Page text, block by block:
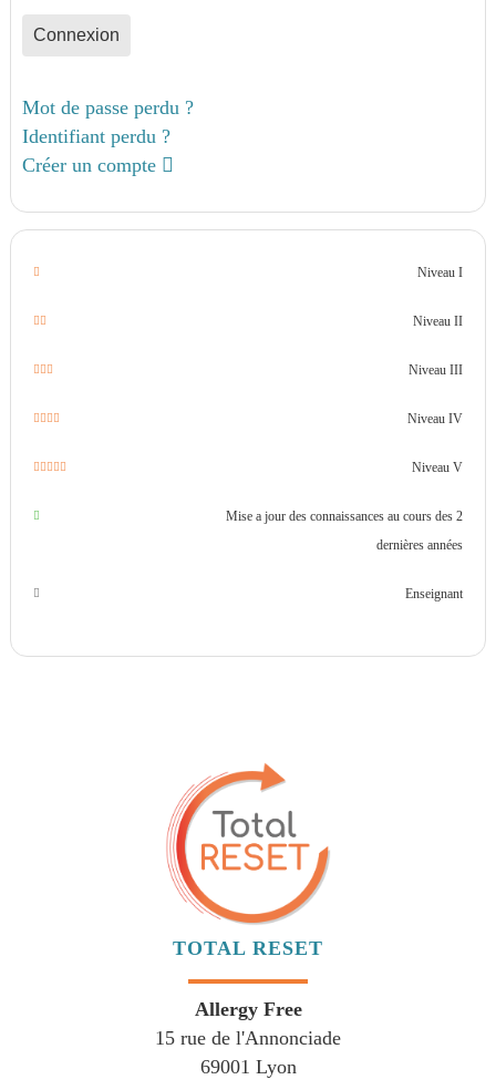
Connexion
Mot de passe perdu ?
Identifiant perdu ?
Créer un compte
Niveau I
Niveau II
Niveau III
Niveau IV
Niveau V
Mise a jour des connaissances au cours des 2
dernières années
Enseignant
TOTAL RESET
Allergy Free
15 rue de l'Annonciade
69001 Lyon